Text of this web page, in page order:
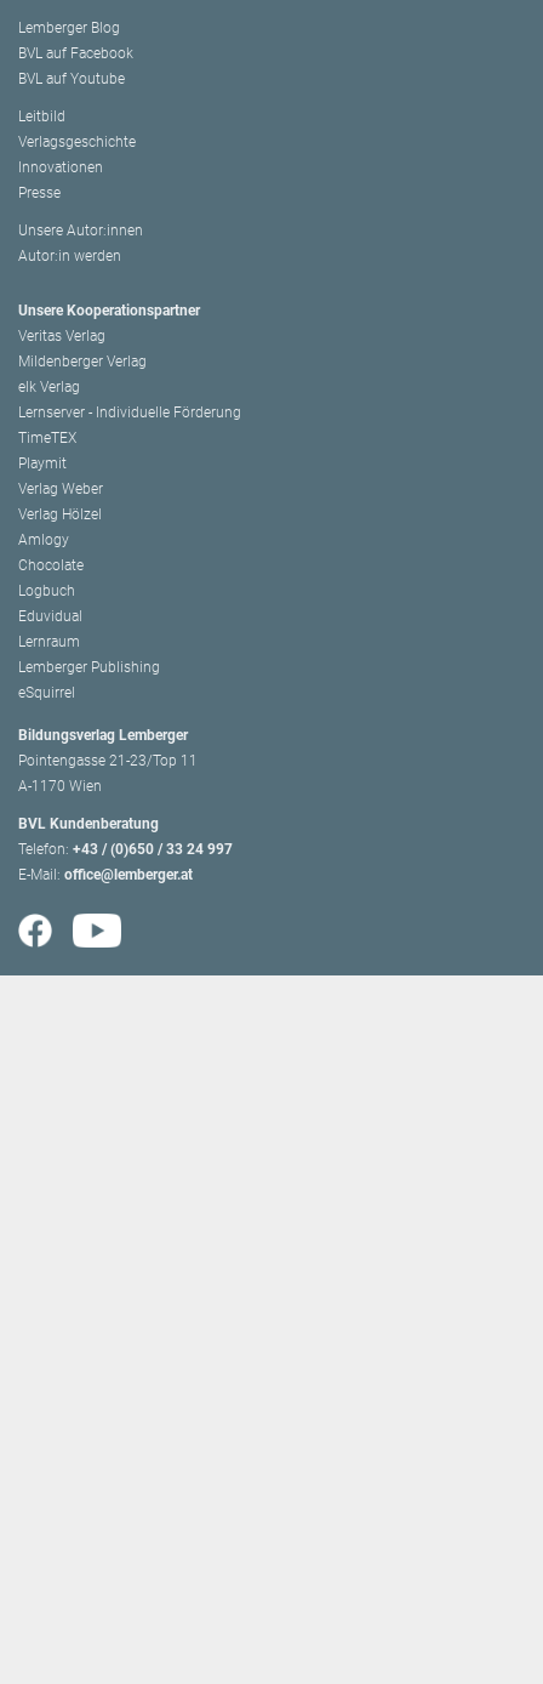
Lemberger Blog
BVL auf Facebook
BVL auf Youtube
Leitbild
Verlagsgeschichte
Innovationen
Presse
Unsere Autor:innen
Autor:in werden
Unsere Kooperationspartner
Veritas Verlag
Mildenberger Verlag
elk Verlag
Lernserver - Individuelle Förderung
TimeTEX
Playmit
Verlag Weber
Verlag Hölzel
Amlogy
Chocolate
Logbuch
Eduvidual
Lernraum
Lemberger Publishing
eSquirrel
Bildungsverlag Lemberger
Pointengasse 21-23/Top 11
A-1170 Wien
BVL Kundenberatung
Telefon: +43 / (0)650 / 33 24 997
E-Mail: office@lemberger.at